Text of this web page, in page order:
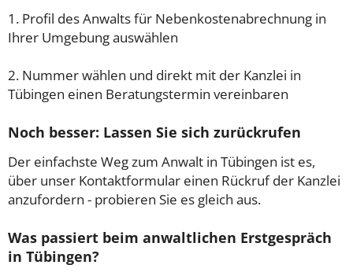
1. Profil des Anwalts für Nebenkostenabrechnung in
Ihrer Umgebung auswählen
2. Nummer wählen und direkt mit der Kanzlei in
Tübingen einen Beratungstermin vereinbaren
Noch besser: Lassen Sie sich zurückrufen
Der einfachste Weg zum Anwalt in Tübingen ist es,
über unser Kontaktformular einen Rückruf der Kanzlei
anzufordern - probieren Sie es gleich aus.
Was passiert beim anwaltlichen Erstgespräch
in Tübingen?